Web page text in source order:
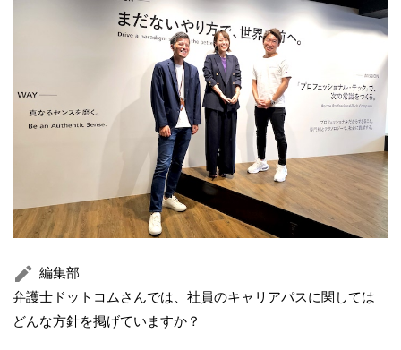
編集部
弁護士ドットコムさんでは、社員のキャリアパスに関しては
どんな方針を掲げていますか？